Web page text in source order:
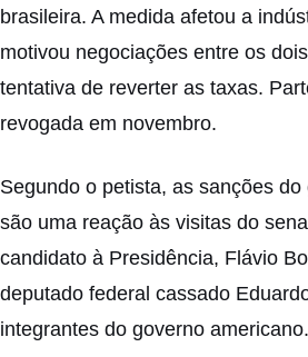
brasileira. A medida afetou a
motivou negociações entre os
tentativa de reverter as taxas.
revogada em novembro.
Segundo o petista, as sanções do
são uma reação às visitas do
candidato à Presidência, Flávio
deputado federal cassado
integrantes do governo americano.